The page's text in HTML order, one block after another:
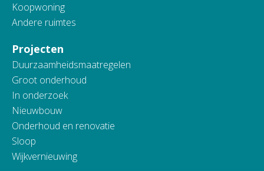
Koopwoning
Andere ruimtes
Projecten
Duurzaamheidsmaatregelen
Groot onderhoud
In onderzoek
Nieuwbouw
Onderhoud en renovatie
Sloop
Wijkvernieuwing